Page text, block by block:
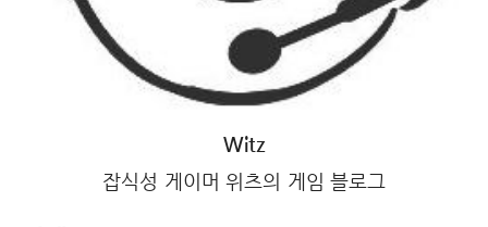
Witz
잡식성 게이머 위츠의 게임 블로그